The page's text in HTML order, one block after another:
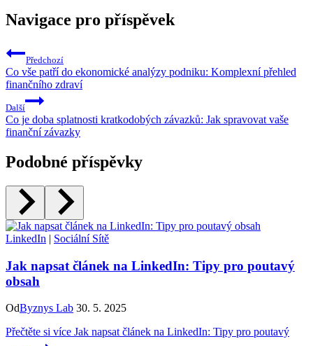
Navigace pro příspěvek
Předchozí
Co vše patří do ekonomické analýzy podniku: Komplexní přehled
finančního zdraví
Další
Co je doba splatnosti kratkodobých závazků: Jak spravovat vaše
finanční závazky
Podobné příspěvky
LinkedIn | Sociální Sítě
Jak napsat článek na LinkedIn: Tipy pro poutavý
obsah
OdByznys Lab 30. 5. 2025
Přečtěte si více Jak napsat článek na LinkedIn: Tipy pro poutavý